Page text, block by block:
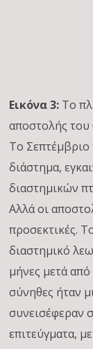
Εικόνα 3: Το
αποστολής του
Το Σεπτέμβριο
διάστημα,
διαστημικών
Αλλά οι
προσεκτικές.
διαστημικό
μήνες μετά
σύνηθες ήταν
συνεισέφεραν
επιτεύγματα,